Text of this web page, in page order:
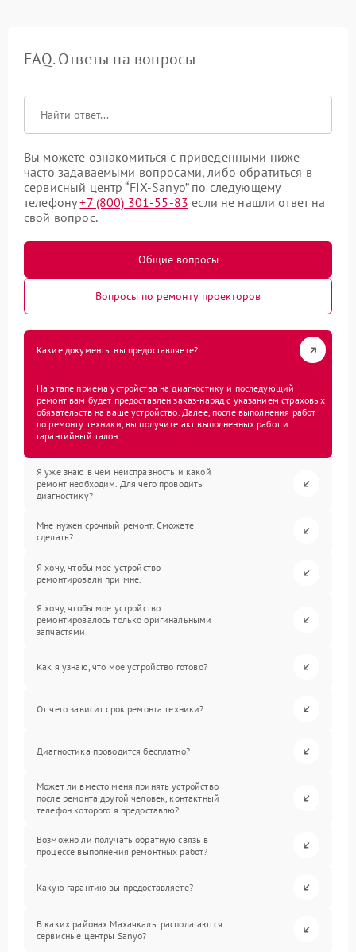
FAQ. Ответы на вопросы
Вы можете ознакомиться с приведенными ниже
часто задаваемыми вопросами, либо обратиться в
сервисный центр “FIX-Sanyo” по следующему
телефону+7 (800) 301-55-83 если не нашли ответ на
свой вопрос.
Общие вопросы
Вопросы по ремонту проекторов
Какие документы вы предоставляете?
На этапе приема устройства на диагностику и последующий
ремонт вам будет предоставлен заказ-наряд с указанием страховых
обязательств на ваше устройство. Далее, после выполнения работ
по ремонту техники, вы получите акт выполненных работ и
гарантийный талон.
Я уже знаю в чем неисправность и какой
ремонт необходим. Для чего проводить
диагностику?
Мне нужен срочный ремонт. Сможете
сделать?
Я хочу, чтобы мое устройство
ремонтировали при мне.
Я хочу, чтобы мое устройство
ремонтировалось только оригинальными
запчастями.
Как я узнаю, что мое устройство готово?
От чего зависит срок ремонта техники?
Диагностика проводится бесплатно?
Может ли вместо меня принять устройство
после ремонта другой человек, контактный
телефон которого я предоставлю?
Возможно ли получать обратную связь в
процессе выполнения ремонтных работ?
Какую гарантию вы предоставляете?
В каких районах Махачкалы располагаются
сервисные центры Sanyo?